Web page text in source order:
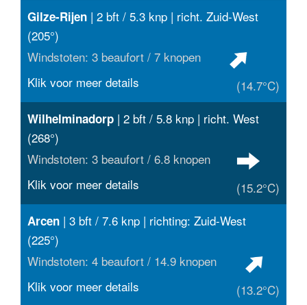
Gilze-Rijen | 2 bft / 5.3 knp | richt. Zuid-West
(205°)
Windstoten: 3 beaufort / 7 knopen
(14.7°C)
Klik voor meer details
Wilhelminadorp | 2 bft / 5.8 knp | richt. West
(268°)
Windstoten: 3 beaufort / 6.8 knopen
(15.2°C)
Klik voor meer details
Arcen | 3 bft / 7.6 knp | richting: Zuid-West
(225°)
Windstoten: 4 beaufort / 14.9 knopen
(13.2°C)
Klik voor meer details